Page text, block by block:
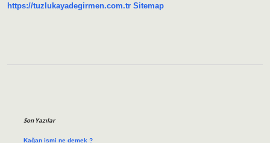
https://tuzlukayadegirmen.com.tr Sitemap
Son Yazılar
Kağan ismi ne demek ?